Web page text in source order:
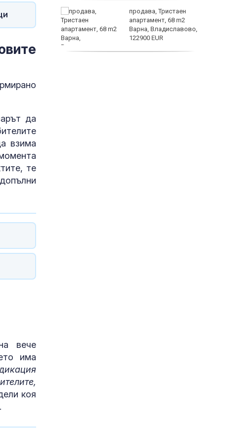
да
взима
те
вече
има
коя
с напредване
продава, Тристаен
апартамент, 68 m2
Варна, Владиславово,
122900 EUR